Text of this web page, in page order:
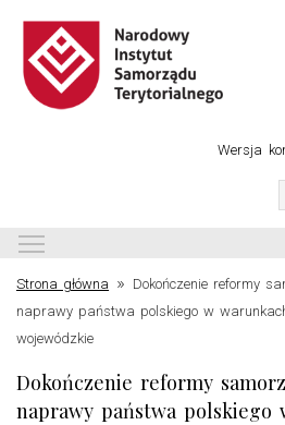
Wersja
Strona główna » Dokończenie reformy
naprawy państwa polskiego w
wojewódzkie
Dokończenie reformy
naprawy państwa polskiego